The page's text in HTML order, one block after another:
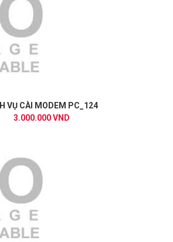
VỤ CÀI MODEM PC_124
3.000.000 VND